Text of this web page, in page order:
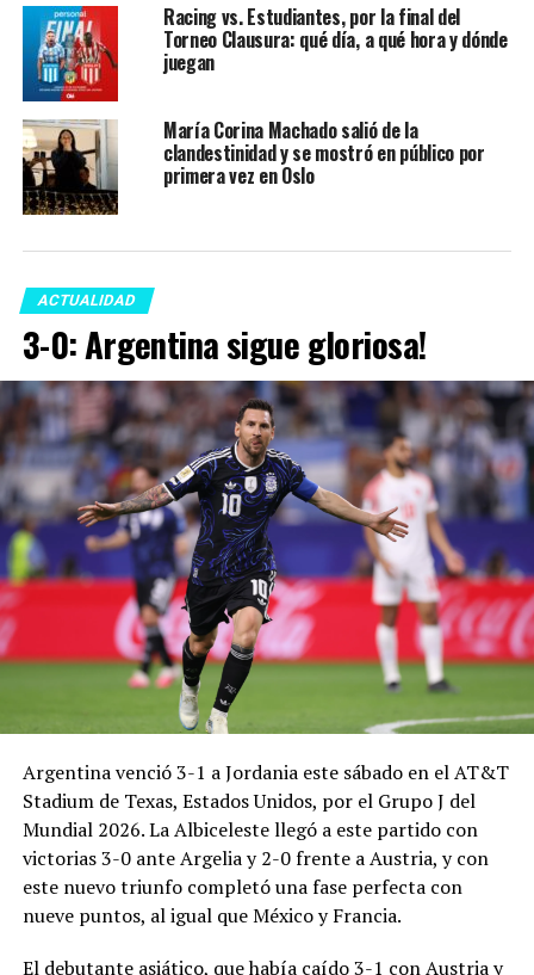
Racing vs. Estudiantes, por la final del
Torneo Clausura: qué día, a qué hora y dónde
juegan
María Corina Machado salió de la
clandestinidad y se mostró en público por
primera vez en Oslo
ACTUALIDAD
3-0: Argentina sigue gloriosa!
Argentina venció 3-1 a Jordania este sábado en el AT&T
Stadium de Texas, Estados Unidos, por el Grupo J del
Mundial 2026. La Albiceleste llegó a este partido con
victorias 3-0 ante Argelia y 2-0 frente a Austria, y con
este nuevo triunfo completó una fase perfecta con
nueve puntos, al igual que México y Francia.
El debutante asiático, que había caído 3-1 con Austria y